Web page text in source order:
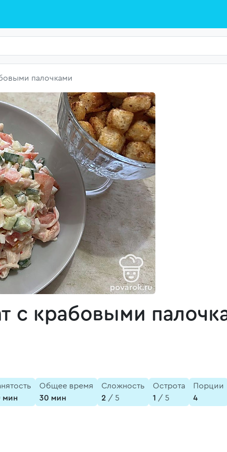
палочками
с крабовыми
мин
Общее время
30 мин
Сложность
2 / 5
Острота
1 / 5
Порции
4